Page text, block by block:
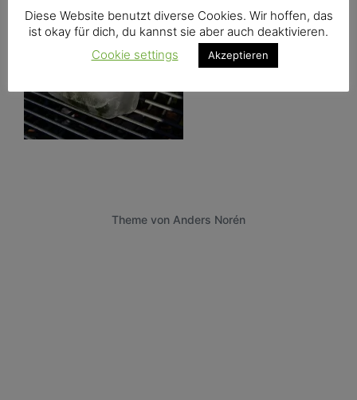
Theme von Anders Norén
Diese Website benutzt diverse Cookies. Wir hoffen, das
ist okay für dich, du kannst sie aber auch deaktivieren.
Cookie settings
Akzeptieren